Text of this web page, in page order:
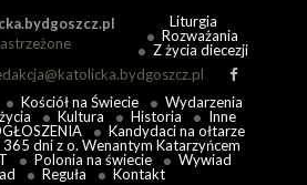
Liturgia
Rozważania
Z życia diecezji
Kościół na Świecie
Wydarzenia
Kultura Historia
Inne
Kandydaci na ołtarze
365 dni z o. Wenantym Katarzyńcem
Polonia na świecie
Wywiad
Reguła Kontakt